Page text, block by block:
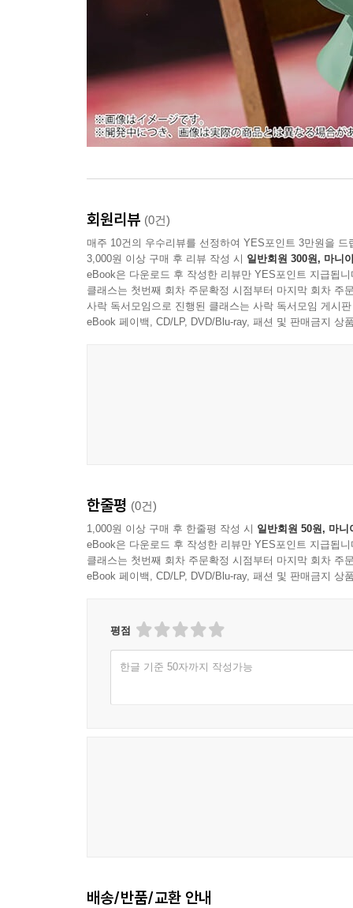
회원리뷰 (0건)
매주 10건의 우수리뷰를 선정하여 YES포인트 3만원을 드
3,000원 이상 구매 후 리뷰 작성 시 일반회원 300원, 마니
eBook은 다운로드 후 작성한 리뷰만 YES포인트 지급됩니
클래스는 첫번째 회차 주문확정 시점부터 마지막 회차 주
사락 독서모임으로 진행된 클래스는 사락 독서모임 게시
eBook 페이백, CD/LP, DVD/Blu-ray, 패션 및 판매금지 상
한줄평 (0건)
1,000원 이상 구매 후 한줄평 작성 시 일반회원 50원, 마니
eBook은 다운로드 후 작성한 리뷰만 YES포인트 지급됩니
클래스는 첫번째 회차 주문확정 시점부터 마지막 회차 주
eBook 페이백, CD/LP, DVD/Blu-ray, 패션 및 판매금지 상
평점
한글 기준 50자까지 작성가능
배송/반품/교환 안내